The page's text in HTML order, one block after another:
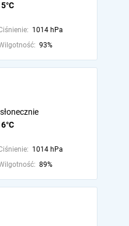
1014 hPa
93%
1014 hPa
89%